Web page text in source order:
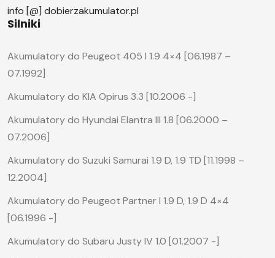
info [@] dobierzakumulator.pl
Silniki
Akumulatory do Peugeot 405 I 1.9 4×4 [06.1987 –
07.1992]
Akumulatory do KIA Opirus 3.3 [10.2006 -]
Akumulatory do Hyundai Elantra III 1.8 [06.2000 –
07.2006]
Akumulatory do Suzuki Samurai 1.9 D, 1.9 TD [11.1998 –
12.2004]
Akumulatory do Peugeot Partner I 1.9 D, 1.9 D 4×4
[06.1996 -]
Akumulatory do Subaru Justy IV 1.0 [01.2007 -]